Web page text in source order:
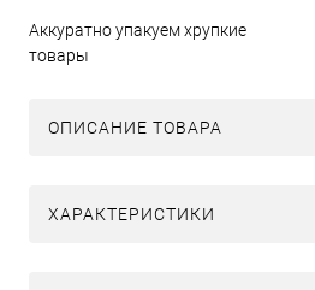
Аккуратно упакуем хрупкие
товары
ОПИСАНИЕ ТОВАРА
ХАРАКТЕРИСТИКИ